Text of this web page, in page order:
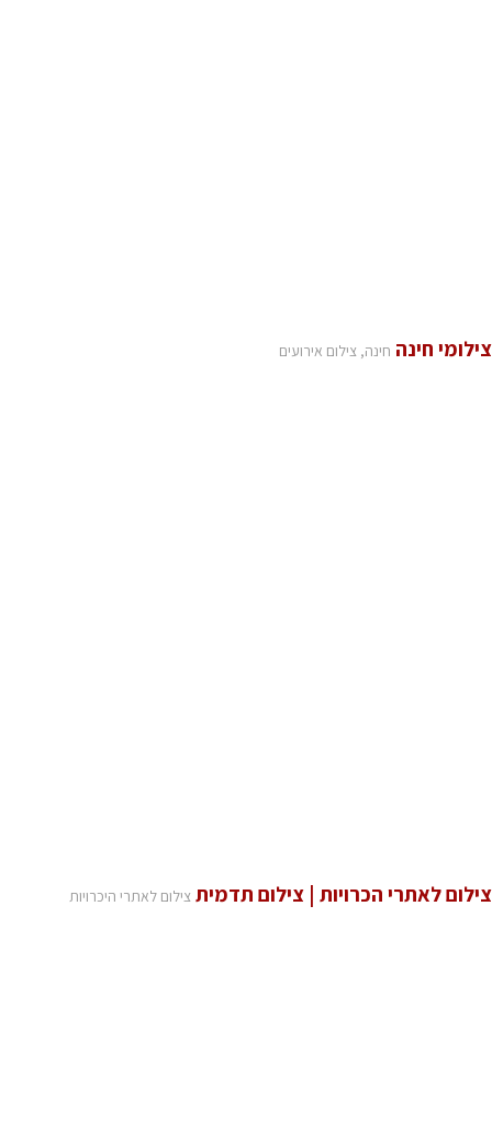
צילומי חינה חינה, צילום אירועים
צילום לאתרי הכרויות | צילום תדמית צילום לאתרי היכרויות